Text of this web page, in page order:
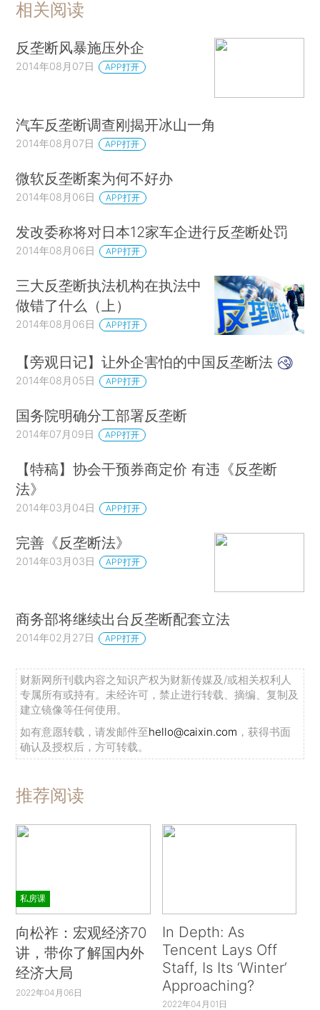
相关阅读
反垄断风暴施压外企
2014年08月07日 APP打开
汽车反垄断调查刚揭开冰山一角
2014年08月07日 APP打开
微软反垄断案为何不好办
2014年08月06日 APP打开
发改委称将对日本12家车企进行反垄断处罚
2014年08月06日 APP打开
三大反垄断执法机构在执法中
做错了什么（上）
2014年08月06日 APP打开
【旁观日记】让外企害怕的中国反垄断法
2014年08月05日 APP打开
国务院明确分工部署反垄断
2014年07月09日 APP打开
【特稿】协会干预券商定价 有违《反垄断
法》
2014年03月04日 APP打开
完善《反垄断法》
2014年03月03日 APP打开
商务部将继续出台反垄断配套立法
2014年02月27日 APP打开
财新网所刊载内容之知识产权为财新传媒及/或相关权利人
专属所有或持有。未经许可，禁止进行转载、摘编、复制及
建立镜像等任何使用。
如有意愿转载，请发邮件至hello@caixin.com ，获得书面
确认及授权后，方可转载。
推荐阅读
私房课
向松祚：宏观经济70
讲，带你了解国内外
经济大局
2022年04月06日
In Depth: As
Tencent Lays Off
Staff, Is Its ‘Winter’
Approaching?
2022年04月01日